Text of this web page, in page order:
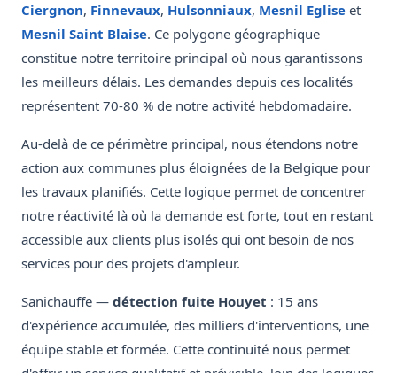
Ciergnon, Finnevaux, Hulsonniaux, Mesnil Eglise et
Mesnil Saint Blaise. Ce polygone géographique
constitue notre territoire principal où nous garantissons
les meilleurs délais. Les demandes depuis ces localités
représentent 70-80 % de notre activité hebdomadaire.
Au-delà de ce périmètre principal, nous étendons notre
action aux communes plus éloignées de la Belgique pour
les travaux planifiés. Cette logique permet de concentrer
notre réactivité là où la demande est forte, tout en restant
accessible aux clients plus isolés qui ont besoin de nos
services pour des projets d'ampleur.
Sanichauffe — détection fuite Houyet : 15 ans
d'expérience accumulée, des milliers d'interventions, une
équipe stable et formée. Cette continuité nous permet